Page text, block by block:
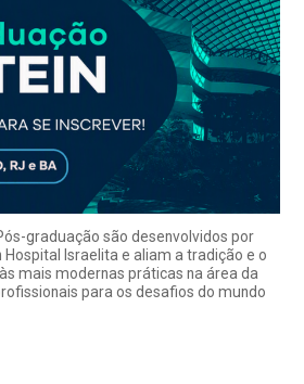
graduação são desenvolvidos por
Hospital Israelita e aliam a tradição e o
mais modernas práticas na área da
para os desafios do mundo